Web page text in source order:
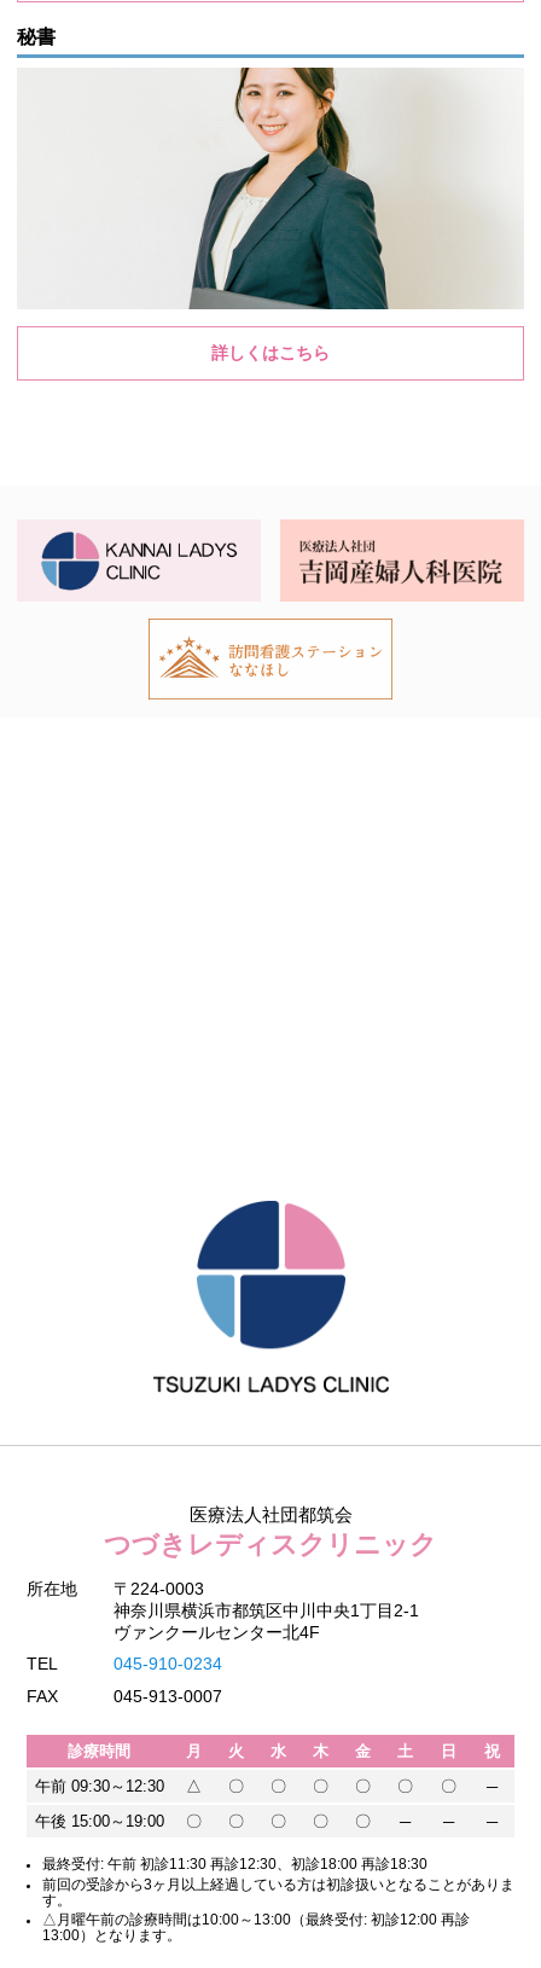
秘書
詳しくはこちら
医療法人社団都筑会
つづきレディスクリニック
所在地
〒224-0003
神奈川県横浜市都筑区中川中央1丁目2-1
ヴァンクールセンター北4F
TEL
045-910-0234
FAX
045-913-0007
診療時間 月 火 水 木 金 土 日
祝
午前 09:30～12:30
△ 〇 〇 〇 〇 〇 〇
─
午後 15:00～19:00
〇 〇 〇 〇 〇 ─ ─ ─
最終受付: 午前 初診11:30 再診12:30、初診18:00 再診18:30
前回の受診から3ヶ月以上経過している方は初診扱いとなることがありま
す。
△月曜午前の診療時間は10:00～13:00（最終受付: 初診12:00 再診
13:00）となります。